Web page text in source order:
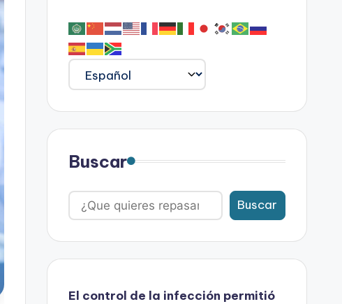
Buscar
Buscar
El control de la infección permitió